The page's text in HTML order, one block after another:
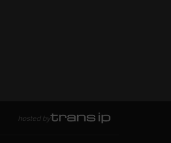
hosted by